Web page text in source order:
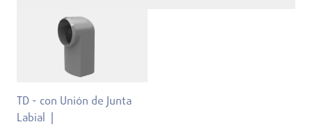
TD - con Unión de Junta
Labial